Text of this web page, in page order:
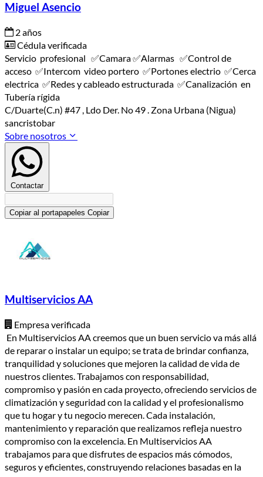
Miguel Asencio
2 años
Cédula verificada
Servicio profesional ✅️Camara ✅️Alarmas ✅️Control de
acceso ✅️Intercom video portero ✅️Portones electrio ✅️Cerca
electrica ✅️Redes y cableado estructurada ✅️Canalización en
Tubería rígida
C/Duarte(C.n) #47 , Ldo Der. No 49 . Zona Urbana (Nigua)
sancristobar
Sobre nosotros
Contactar
Copiar al portapapeles Copiar
Multiservicios AA
Empresa verificada
En Multiservicios AA creemos que un buen servicio va más allá
de reparar o instalar un equipo; se trata de brindar confianza,
tranquilidad y soluciones que mejoren la calidad de vida de
nuestros clientes. Trabajamos con responsabilidad,
compromiso y pasión en cada proyecto, ofreciendo servicios de
climatización y seguridad con la calidad y el profesionalismo
que tu hogar y tu negocio merecen. Cada instalación,
mantenimiento y reparación que realizamos refleja nuestro
compromiso con la excelencia. En Multiservicios AA
trabajamos para que disfrutes de espacios más cómodos,
seguros y eficientes, construyendo relaciones basadas en la